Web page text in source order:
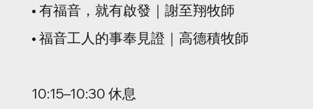
• 有福音，就有啟發｜謝至翔牧師
• 福音工人的事奉見證｜高德積牧師
10:15–10:30 休息